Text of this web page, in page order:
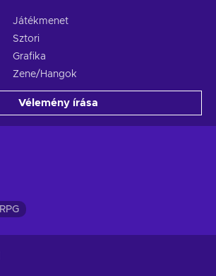
Játékmenet
Sztori
Grafika
Zene/Hangok
Vélemény írása
RPG